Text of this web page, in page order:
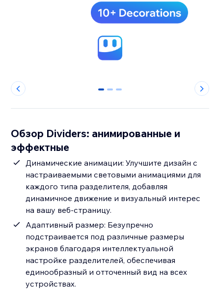
0 1 2
Обзор Dividers: анимированные и
эффектные
Динамические анимации: Улучшите дизайн с
настраиваемыми световыми анимациями для
каждого типа разделителя, добавляя
динамичное движение и визуальный интерес
на вашу веб-страницу.
Адаптивный размер: Безупречно
подстраивается под различные размеры
экранов благодаря интеллектуальной
настройке разделителей, обеспечивая
единообразный и отточенный вид на всех
устройствах.